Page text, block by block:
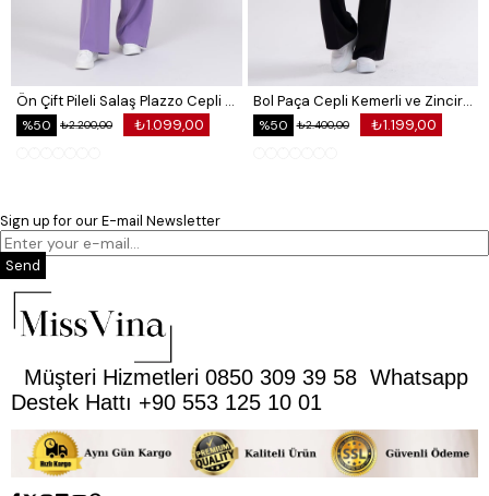
Ön Çift Pileli Salaş Plazzo Cepli Pantolon
₺1.099,00
₺2.200,00
%50
Bol Paça Cepli Kemerli ve Zincir Detaylı Atlas Kumaş Pantolon
₺1.199,00
₺2.400,00
%50
Sign up for our E-mail Newsletter
Send
Müşteri Hizmetleri 0850 309 39 58 Whatsapp
Destek Hattı +90 553 125 10 01